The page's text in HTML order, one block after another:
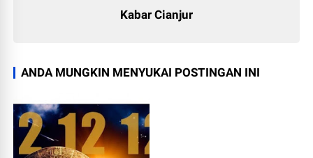
Kabar Cianjur
ANDA MUNGKIN MENYUKAI POSTINGAN INI